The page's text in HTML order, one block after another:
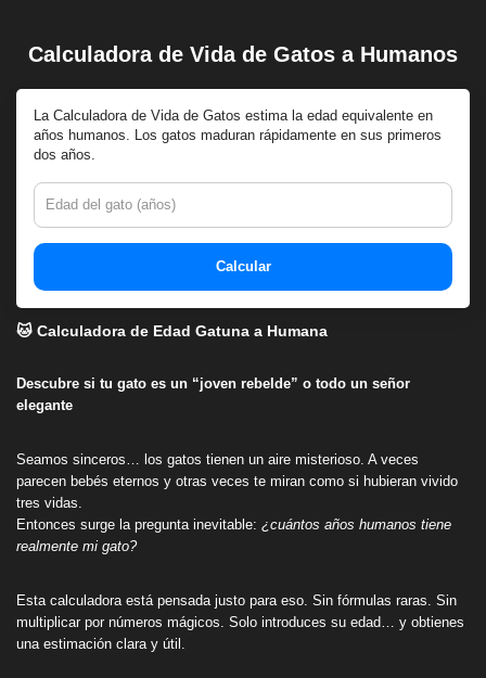
Saltar
Calculadora de Vida de Gatos a Humanos
La Calculadora de Vida de Gatos estima la edad equivalente en
años humanos. Los gatos maduran rápidamente en sus primeros
dos años.
Calcular
🐱 Calculadora de Edad Gatuna a Humana
Descubre si tu gato es un “joven rebelde” o todo un señor
elegante
Seamos sinceros… los gatos tienen un aire misterioso. A veces
parecen bebés eternos y otras veces te miran como si hubieran vivido
tres vidas.
Entonces surge la pregunta inevitable: ¿cuántos años humanos tiene
realmente mi gato?
Esta calculadora está pensada justo para eso. Sin fórmulas raras. Sin
multiplicar por números mágicos. Solo introduces su edad… y obtienes
una estimación clara y útil.